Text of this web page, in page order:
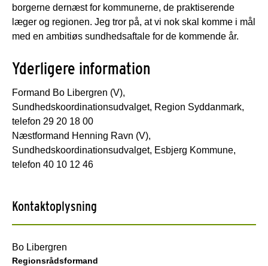
borgerne dernæst for kommunerne, de praktiserende
læger og regionen. Jeg tror på, at vi nok skal komme i mål
med en ambitiøs sundhedsaftale for de kommende år.
Yderligere information
Formand Bo Libergren (V),
Sundhedskoordinationsudvalget, Region Syddanmark,
telefon 29 20 18 00
Næstformand Henning Ravn (V),
Sundhedskoordinationsudvalget, Esbjerg Kommune,
telefon 40 10 12 46
Kontaktoplysning
Bo Libergren
Regionsrådsformand